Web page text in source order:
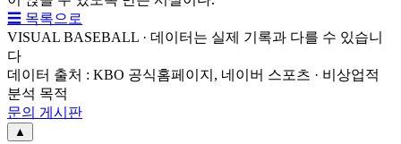
☰ 목록으로
VISUAL BASEBALL · 데이터는 실제 기록과 다를 수 있습니
다
데이터 출처 : KBO 공식홈페이지, 네이버 스포츠 · 비상업적
분석 목적
문의 게시판
▲